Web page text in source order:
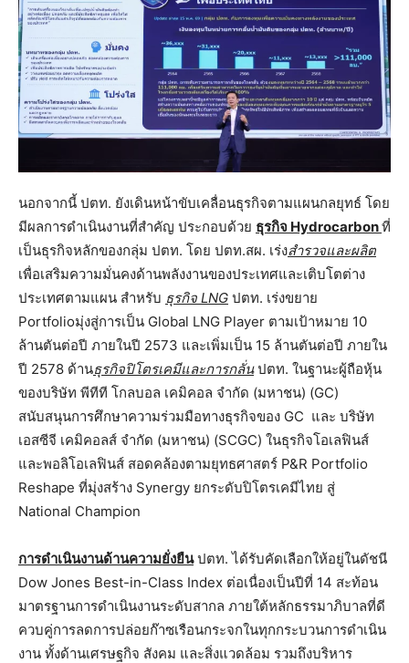
นอกจากนี้ ปตท. ยังเดินหน้าขับเคลื่อนธุรกิจตามแผนกลยุทธ์ โดย
มีผลการดำเนินงานที่สำคัญ ประกอบด้วย ธุรกิจ Hydrocarbonที่
เป็นธุรกิจหลักของกลุ่ม ปตท. โดย ปตท.สผ. เร่งสำรวจและผลิต
เพื่อเสริมความมั่นคงด้านพลังงานของประเทศและเติบโตต่าง
ประเทศตามแผน สำหรับ ธุรกิจ LNG ปตท. เร่งขยาย
Portfolioมุ่งสู่การเป็น Global LNG Player ตามเป้าหมาย 10
ล้านตันต่อปี ภายในปี 2573 และเพิ่มเป็น 15 ล้านตันต่อปี ภายใน
ปี 2578 ด้านธุรกิจปิโตรเคมีและการกลั่นปตท. ในฐานะผู้ถือหุ้น
ของบริษัท พีทีที โกลบอล เคมิคอล จำกัด (มหาชน) (GC)
สนับสนุนการศึกษาความร่วมมือทางธุรกิจของ GC และ บริษัท
เอสซีจี เคมิคอลส์ จำกัด (มหาชน) (SCGC) ในธุรกิจโอเลฟินส์
และพอลิโอเลฟินส์ สอดคล้องตามยุทธศาสตร์ P&R Portfolio
Reshape ที่มุ่งสร้าง Synergy ยกระดับปิโตรเคมีไทย สู่
National Champion
การดำเนินงานด้านความยั่งยืนปตท. ได้รับคัดเลือกให้อยู่ในดัชนี
Dow Jones Best-in-Class Index ต่อเนื่องเป็นปีที่ 14 สะท้อน
มาตรฐานการดำเนินงานระดับสากล ภายใต้หลักธรรมาภิบาลที่ดี
ควบคู่การลดการปล่อยก๊าซเรือนกระจกในทุกกระบวนการดำเนิน
งาน ทั้งด้านเศรษฐกิจ สังคม และสิ่งแวดล้อม รวมถึงบริหาร